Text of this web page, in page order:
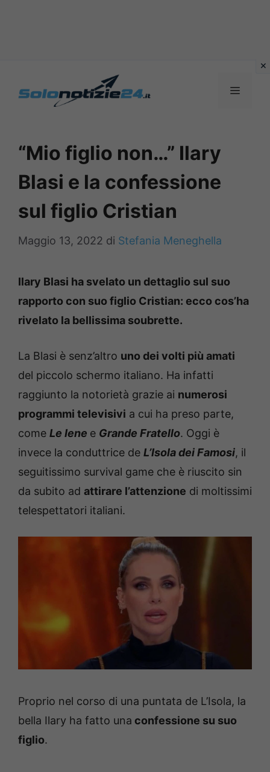
MENU
“Mio figlio non…” Ilary
Blasi e la confessione
sul figlio Cristian
Maggio 13, 2022 di Stefania Meneghella
Ilary Blasi ha svelato un dettaglio sul suo
rapporto con suo figlio Cristian: ecco cos’ha
rivelato la bellissima soubrette.
La Blasi è senz’altro uno dei volti più amati
del piccolo schermo italiano. Ha infatti
raggiunto la notorietà grazie ai numerosi
programmi televisivi a cui ha preso parte,
come Le Iene e Grande Fratello. Oggi è
invece la conduttrice de L’Isola dei Famosi, il
seguitissimo survival game che è riuscito sin
da subito ad attirare l’attenzione di moltissimi
telespettatori italiani.
Proprio nel corso di una puntata de L’Isola, la
bella Ilary ha fatto una confessione su suo
figlio.